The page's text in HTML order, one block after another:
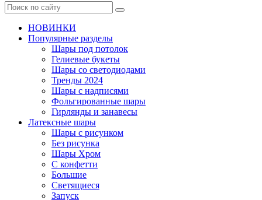
НОВИНКИ
Популярные разделы
Шары под потолок
Гелиевые букеты
Шары со светодиодами
Тренды 2024
Шары с надписями
Фольгированные шары
Гирлянды и занавесы
Латексные шары
Шары с рисунком
Без рисунка
Шары Хром
C конфетти
Большие
Светящиеся
Запуск